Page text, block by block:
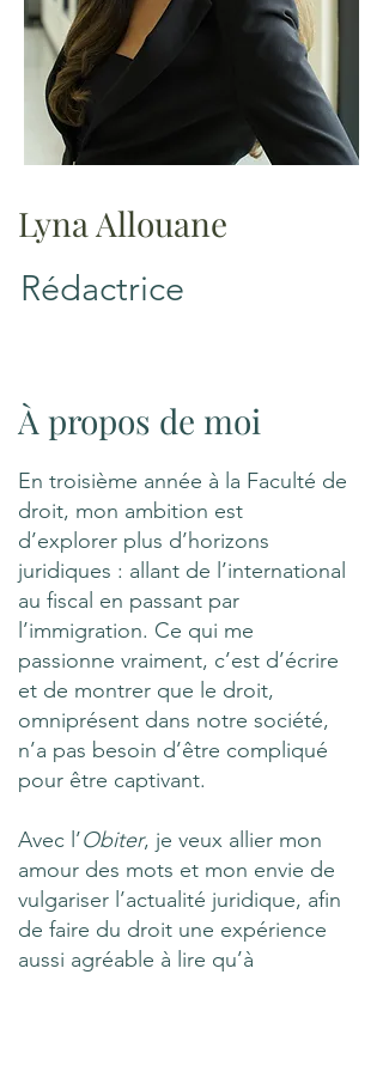
Lyna Allouane
Rédactrice
À propos de moi
En troisième année à la Faculté de
droit, mon ambition est
d’explorer plus d’horizons
juridiques : allant de l’international
au fiscal en passant par
l’immigration. Ce qui me
passionne vraiment, c’est d’écrire
et de montrer que le droit,
omniprésent dans notre société,
n’a pas besoin d’être compliqué
pour être captivant.
Avec l’Obiter, je veux allier mon
amour des mots et mon envie de
vulgariser l’actualité juridique, afin
de faire du droit une expérience
aussi agréable à lire qu’à